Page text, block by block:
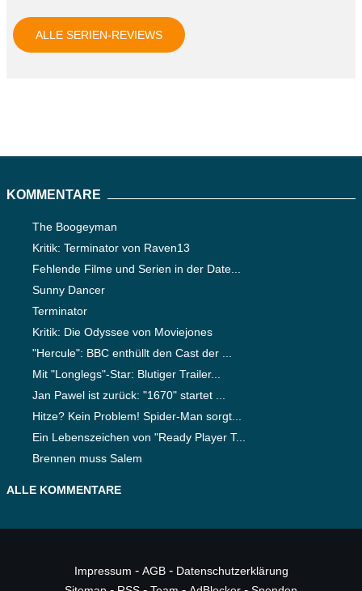
ALLE SERIEN-REVIEWS
KOMMENTARE
The Boogeyman
Kritik: Terminator von Raven13
Fehlende Filme und Serien in der Date...
Sunny Dancer
Terminator
Kritik: Die Odyssee von Moviejones
"Hercule": BBC enthüllt den Cast der ...
Mit "Longlegs"-Star: Blutiger Trailer...
Jan Pawel ist zurück: "1670" startet ...
Hitze? Kein Problem! Spider-Man sorgt...
Ein Lebenszeichen von "Ready Player T...
Brennen muss Salem
ALLE KOMMENTARE
Impressum - AGB- Datenschutzerklärung